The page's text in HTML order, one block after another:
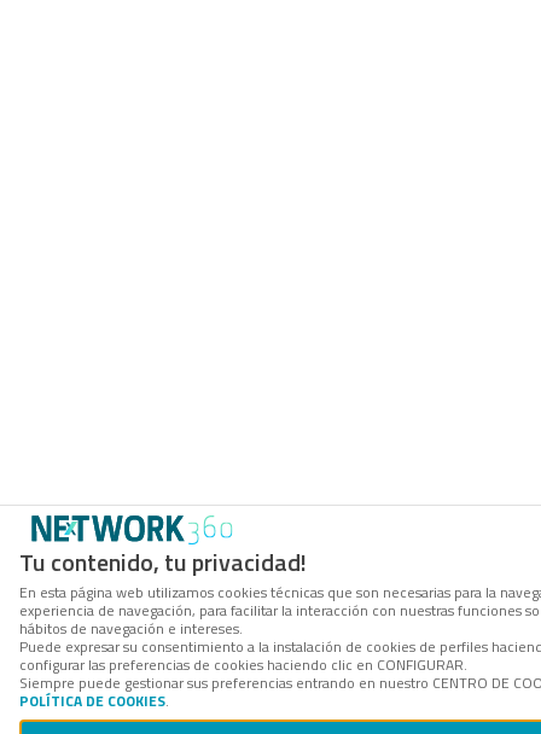
Tu contenido, tu privacidad!
En esta página web utilizamos cookies técnicas que son necesarias para la
experiencia de navegación, para facilitar la interacción con nuestras funciones
hábitos de navegación e intereses.
Puede expresar su consentimiento a la instalación de cookies de perfiles
configurar las preferencias de cookies haciendo clic en CONFIGURAR.
Siempre puede gestionar sus preferencias entrando en nuestro CENTRO DE
POLÍTICA DE COOKIES.